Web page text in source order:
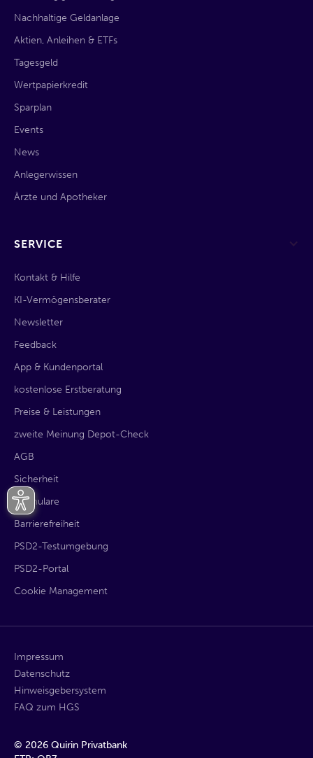
Nachhaltige Geldanlage
Aktien, Anleihen & ETFs
Tagesgeld
Wertpapierkredit
Sparplan
Events
News
Anlegerwissen
Ärzte und Apotheker
SERVICE
Kontakt & Hilfe
KI-Vermögensberater
Newsletter
Feedback
App & Kundenportal
kostenlose Erstberatung
Preise & Leistungen
zweite Meinung Depot-Check
AGB
Sicherheit
Formulare
Barrierefreiheit
PSD2-Testumgebung
PSD2-Portal
Cookie Management
© 2026 Quirin Privatbank
Impressum
Datenschutz
Hinweisgebersystem
FAQ zum HGS